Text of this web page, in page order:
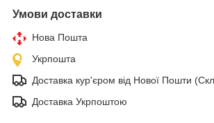
Умови доставки
Нова Пошта
Укрпошта
Доставка кур'єром від Нової Пошти
Доставка Укрпоштою